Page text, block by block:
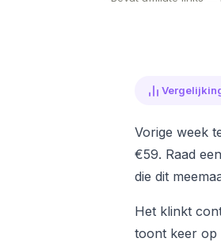
Vorige week
€59. Raad
die dit
Het klinkt
toont keer op